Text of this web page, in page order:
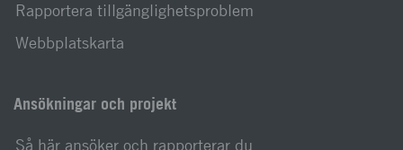
Rapportera tillgänglighetsproblem
Webbplatskarta
Ansökningar och projekt
Så här ansöker och rapporterar du